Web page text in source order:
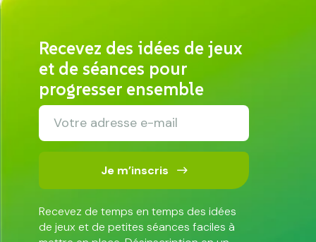
Recevez des idées de jeux
et de séances pour
progresser ensemble
Je m’inscris
Recevez de temps en temps des idées
de jeux et de petites séances faciles à